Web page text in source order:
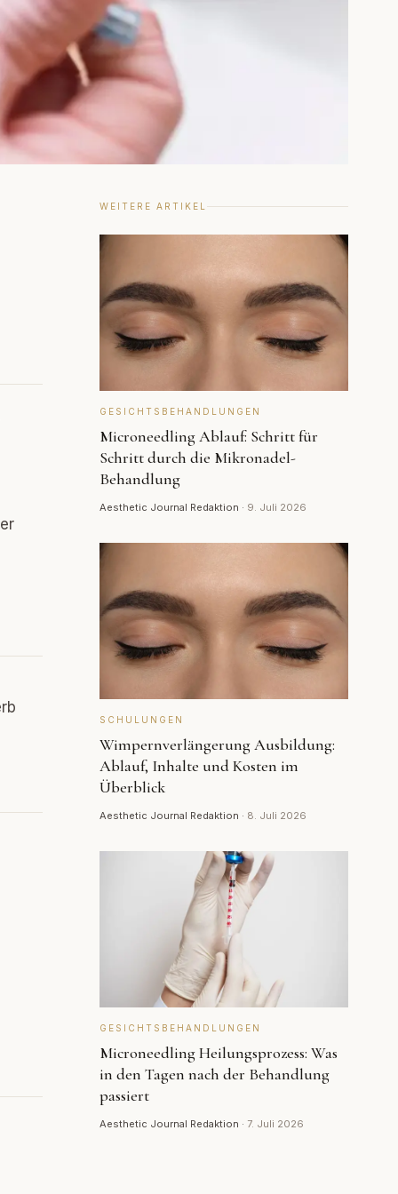
WEITERE ARTIKEL
GESICHTSBEHANDLUNGEN
Microneedling Ablauf: Schritt für
Schritt durch die Mikronadel-
Behandlung
Aesthetic Journal Redaktion · 9. Juli 2026
SCHULUNGEN
Wimpernverlängerung Ausbildung:
Ablauf, Inhalte und Kosten im
Überblick
Aesthetic Journal Redaktion · 8. Juli 2026
GESICHTSBEHANDLUNGEN
Microneedling Heilungsprozess: Was
in den Tagen nach der Behandlung
passiert
Aesthetic Journal Redaktion · 7. Juli 2026